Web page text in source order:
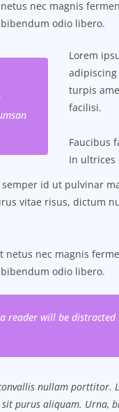
nec magnis
odio libero.
Lorem
turpis
facilisi.
Faucibus
In ultrices
id ut pulvinar
vitae risus, dictum
netus nec magnis
odio libero.
reader will be
nullam porttitor.
purus aliquam. Urna,